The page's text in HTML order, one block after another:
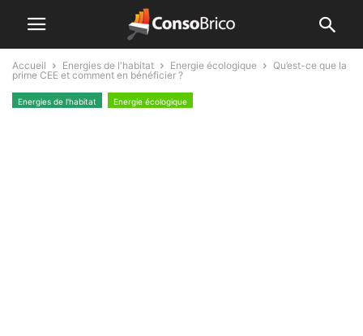
Accueil Energies de l'habitat Energie écologique
Qu’est-ce que la
prime CEE et comment en bénéficier ?
Energies de l'habitat Energie écologique